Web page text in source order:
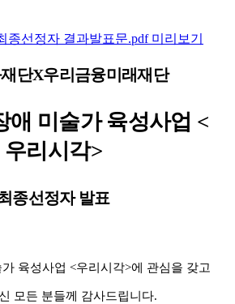
종선정자 결과발표문.pdf 미리보기
단X우리금융미래재단
애 미술가 육성사업 <
우리시각>
종선정자 발표
육성사업 <우리시각>에 관심을 갖고
모든 분들께 감사드립니다.